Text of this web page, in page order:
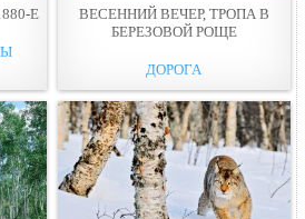
Е
ВЕСЕННИЙ ВЕЧЕР, ТРОПА В
БЕРЕЗОВОЙ РОЩЕ
ДОРОГА